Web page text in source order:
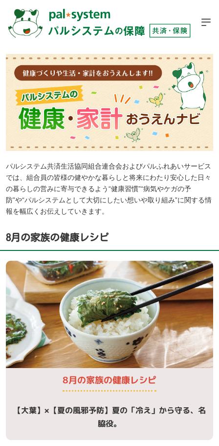
パルシステム共済生活協同組合連合会およびパルふれあいサービス
では、組合員の皆様の健やかな暮らしと将来にわたり安心した日々
の暮らしの営みに寄与できるよう“健康習慣”“病気やケガの予
防”や“パルシステムとして大切にしたい想いや取り組み”に関する情
報を幅広くお伝えしていきます。
8月の家族の健康レシピ
8月の家族の健康レシピ
【大葉】×【夏の風邪予防】 夏の「冷え」から守る、名
脇役。